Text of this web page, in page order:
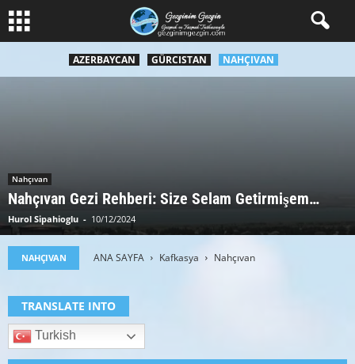
AZERBAYCAN GÜRCISTAN NAHÇIVAN
Nahçıvan
Nahçıvan Gezi Rehberi: Size Selam Getirmişem…
Hurol Sipahioglu - 10/12/2024
NAHÇIVAN ANA SAYFA Kafkasya Nahçıvan
TRANSLATE INTO
Turkish